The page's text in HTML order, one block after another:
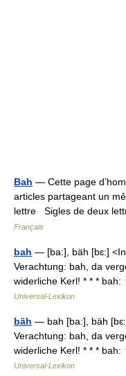
Bah — Cette page
articles partageant un
lettre Sigles de deux
Français
bah — [ba:], bäh [bɛ:]
Verachtung: bah, da
widerliche Kerl! * * *
Universal-Lexikon
bäh — bah [ba:], bäh
Verachtung: bah, da
widerliche Kerl! * * *
Universal-Lexikon